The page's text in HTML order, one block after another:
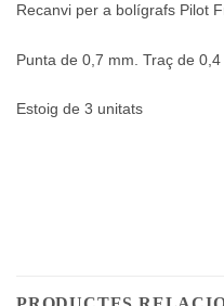
Recanvi per a bolígrafs Pilot
Punta de 0,7 mm. Traç de 0,4
Estoig de 3 unitats